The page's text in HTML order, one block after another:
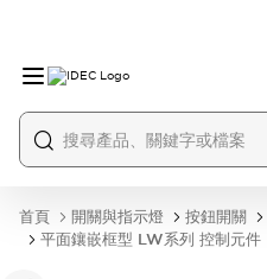
首頁 開關與指示燈 按鈕開關
平面鑲嵌框型 LW系列 控制元件